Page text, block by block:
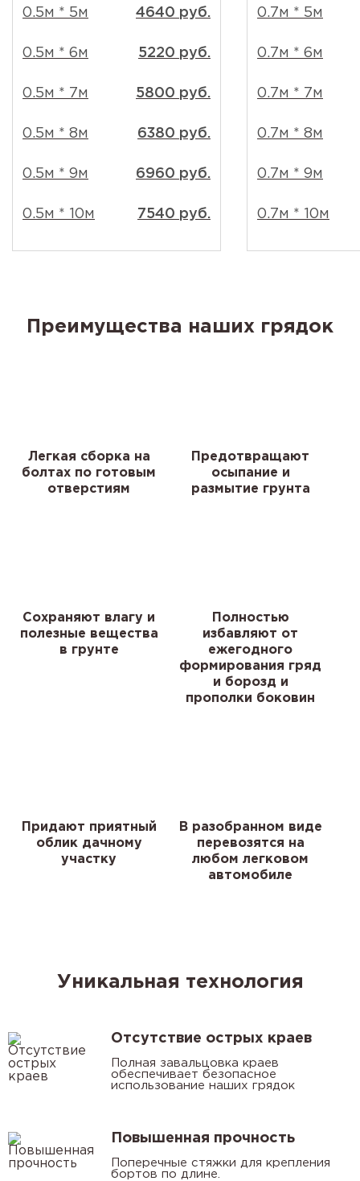
0.5м * 5м 4640 руб.
0.5м * 6м 5220 руб.
0.5м * 7м 5800 руб.
0.5м * 8м 6380 руб.
0.5м * 9м 6960 руб.
0.5м * 10м 7540 руб.
0.7м * 5м
0.7м * 6м
0.7м * 7м
0.7м * 8м
0.7м * 9м
0.7м * 10м
Преимущества наших грядок
Легкая сборка на
болтах по готовым
отверстиям
Предотвращают
осыпание и
размытие грунта
Сохраняют влагу и
полезные вещества
в грунте
Полностью
избавляют от
ежегодного
формирования гряд
и борозд и
прополки боковин
Придают приятный
облик дачному
участку
В разобранном виде
перевозятся на
любом легковом
автомобиле
Уникальная технология
Отсутствие острых краев
Полная завальцовка краев
обеспечивает безопасное
использование наших грядок
Повышенная прочность
Поперечные стяжки для крепления
бортов по длине.